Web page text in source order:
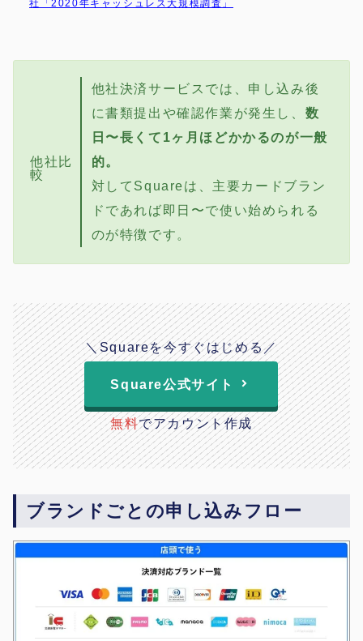
社「2020年キャッシュレス大規模調査」
他社比
較
他社決済サービスでは、申し込み後
に書類提出や確認作業が発生し、 数
日〜長くて1ヶ月ほどかかるのが一般
的。
対してSquareは、主要カードブラン
ドであれば即日〜で使い始められる
のが特徴です。
＼Squareを今すぐはじめる／
Square公式サイト
無料でアカウント作成
ブランドごとの申し込みフロー